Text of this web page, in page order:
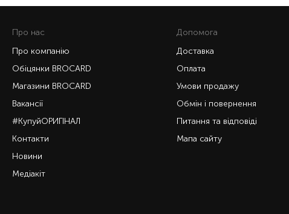
Про нас
Про компанію
Обіцянки BROCARD
Магазини BROCARD
Вакансії
#КупуйОРИГІНАЛ
Контакти
Новини
Медіакіт
Допомога
Доставка
Оплата
Умови продажу
Обмін і повернення
Питання та відповіді
Мапа сайту